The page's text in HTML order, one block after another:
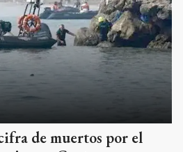
de muertos por el